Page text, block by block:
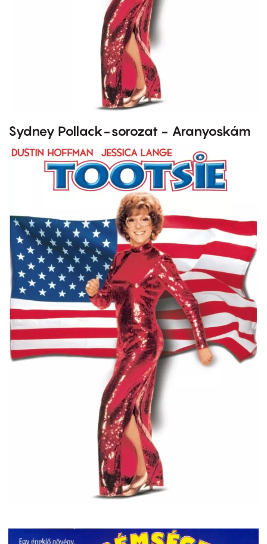
Sydney Pollack-sorozat - Aranyoskám